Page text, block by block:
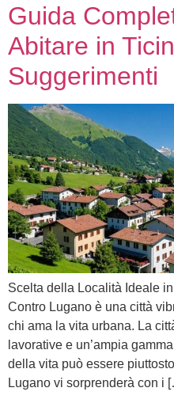
Guida
Abitare in
Suggerimenti
Scelta della Località Ideale
Contro Lugano è una città
chi ama la vita urbana. La
lavorative e un’ampia
della vita può essere
Lugano vi sorprenderà con i